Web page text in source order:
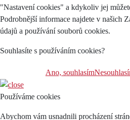
"Nastavení cookies" a kdykoliv jej
Podrobnější informace najdete v našich
údajů a používání souborů cookies.
Souhlasíte s používáním cookies?
Ano, souhlasím
Používáme cookies
Abychom vám usnadnili procházení